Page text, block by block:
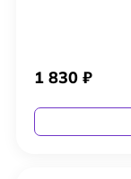
1 830 ₽